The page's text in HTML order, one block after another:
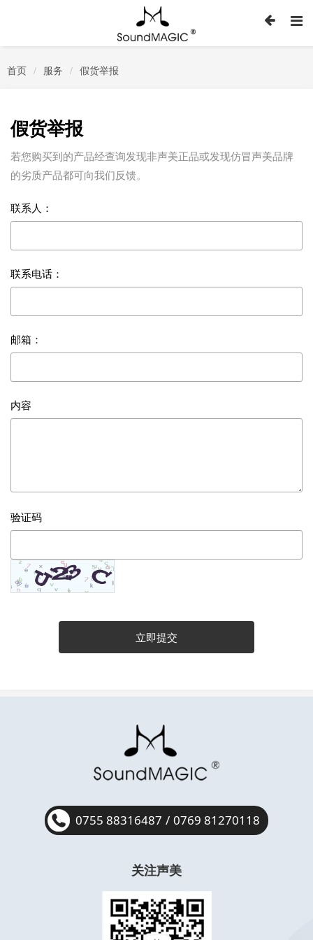
首页 / 服务 / 假货举报
假货举报
若您购买到的产品经查询发现非声美正品或发现仿冒声美品牌
的劣质产品都可向我们反馈。
联系人：
联系电话：
邮箱：
内容
验证码
立即提交
0755 88316487 / 0769 81270118
关注声美